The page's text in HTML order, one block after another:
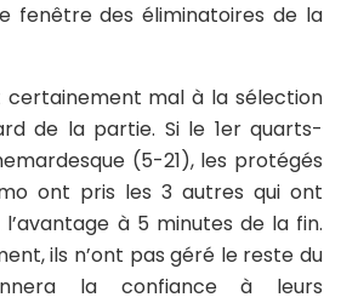
fenêtre des éliminatoires de la
certainement mal à la sélection
de la partie. Si le 1er quarts-
(5-21), les protégés
ont pris les 3 autres qui ont
à 5 minutes de la fin.
ils n’ont pas géré le reste du
la confiance à leurs